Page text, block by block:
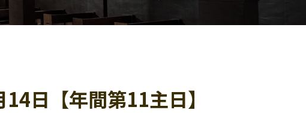
日【年間第11主日】